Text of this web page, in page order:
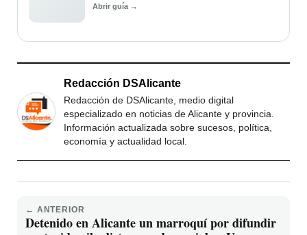
Abrir guía →
Redacción DSAlicante
Redacción de DSAlicante, medio digital
especializado en noticias de Alicante y provincia.
Información actualizada sobre sucesos, política,
economía y actualidad local.
← ANTERIOR
Detenido en Alicante un marroquí por difundir